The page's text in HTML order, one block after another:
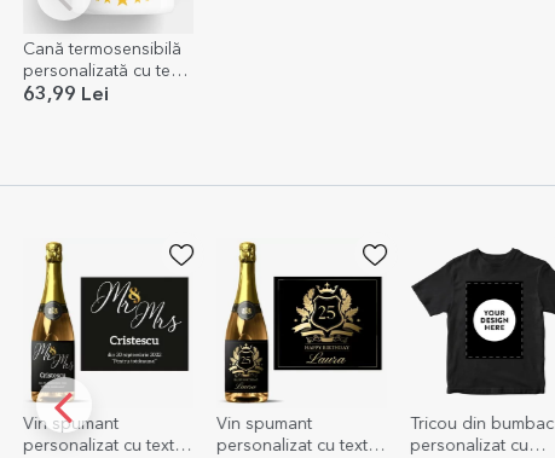
Cană termosensibilă
personalizată cu text
- Bunicul nostru
63,99 Lei
Vin spumant
personalizat cu text -
Vin spumant
personalizat cu text -
Tricou din bumbac
personalizat cu